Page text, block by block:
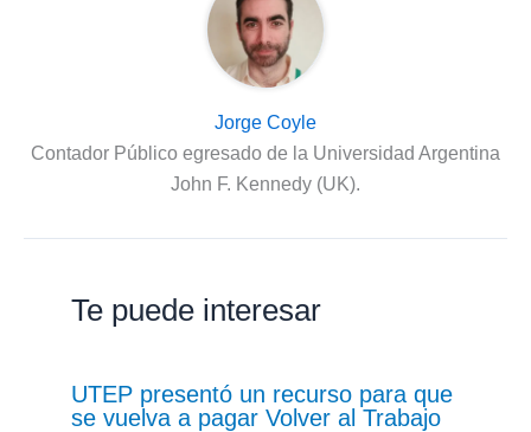
Jorge Coyle
Contador Público egresado de la Universidad Argentina
John F. Kennedy (UK).
Te puede interesar
UTEP presentó un recurso para que
se vuelva a pagar Volver al Trabajo